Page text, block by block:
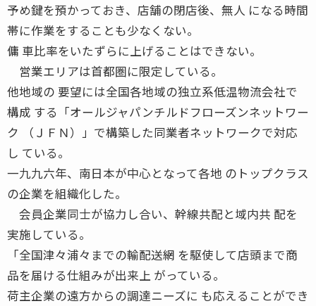
予め鍵を預かっておき、店舗の閉店後、無人 になる時間
帯に作業をすることも少なくない。
傭 車比率をいたずらに上げることはできない。
営業エリアは首都圏に限定している。
他地域の 要望には全国各地域の独立系低温物流会社で
構成 する「オールジャパンチルドフローズンネットワー
ク （ＪＦＮ）」で構築した同業者ネットワークで対応
し ている。
一九九六年、南日本が中心となって各地 のトップクラス
の企業を組織化した。
会員企業同士が協力し合い、幹線共配と域内共 配を
実施している。
「全国津々浦々までの輸配送網 を駆使して店頭まで商
品を届ける仕組みが出来上 がっている。
荷主企業の遠方からの調達ニーズに も応えることができ